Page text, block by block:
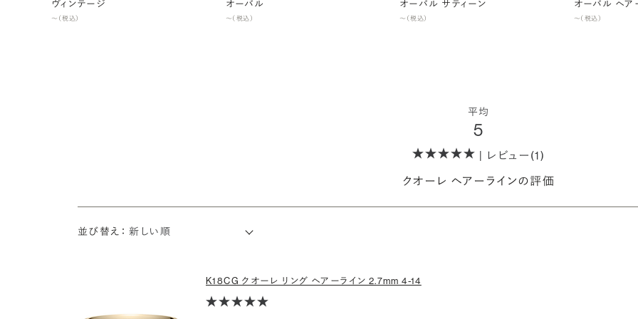
ヴィンテージ
〜（税込）
オーバル
〜（税込）
オーバル サティーン
〜（税込）
オーバル ヘア
〜（税込）
平均
5
| レビュー(1)
クオーレ ヘアーラインの評価
並び替え：
K18CG クオーレ リング ヘアーライン 2.7mm 4-14